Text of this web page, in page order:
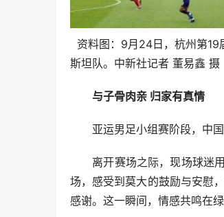
资料图：9月24日，杭州第19
斯坦队。中新社记者 董易鑫 摄
与子骨肉亲 归家有真情
亚运男足小组赛阶段，中国
离开赛场之际，现场球迷用
场，感受到莫大的鼓励与安慰
感谢。这一瞬间，情感共鸣在